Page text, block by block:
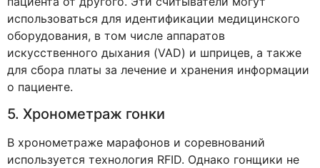
использоваться для идентификации медицинского
оборудования, в том числе аппаратов
искусственного дыхания (VAD) и шприцев, а также
для сбора платы за лечение и хранения информации
о пациенте.
5. Хронометраж гонки
В хронометраже марафонов и соревнований
используется технология RFID. Однако гонщики не